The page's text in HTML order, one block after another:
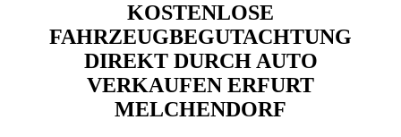
KOSTENLOSE
FAHRZEUGBEGUTACHTUNG
DIREKT DURCH AUTO
VERKAUFEN ERFURT
MELCHENDORF